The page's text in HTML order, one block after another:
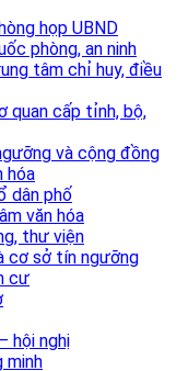
họp UBND
phòng, an ninh
tâm chỉ huy, điều
quan cấp tỉnh, bộ,
và cộng đồng
hóa
dân phố
văn hóa
thư viện
cơ sở tín ngưỡng
cư
hội nghị
minh